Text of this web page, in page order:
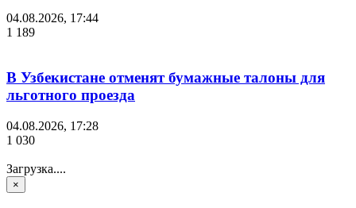
04.08.2026, 17:44
1 189
В Узбекистане отменят бумажные талоны для
льготного проезда
04.08.2026, 17:28
1 030
Загрузка....
×